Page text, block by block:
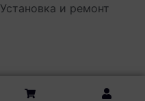
Установка и ремонт